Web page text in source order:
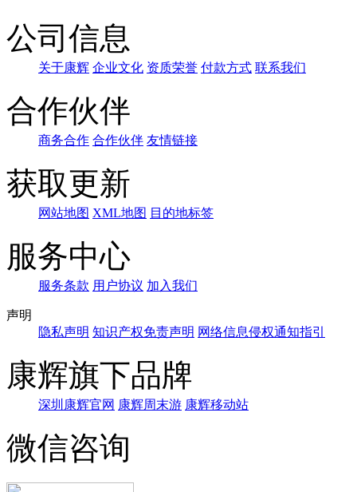
公司信息
关于康辉 企业文化 资质荣誉 付款方式 联系我们
合作伙伴
商务合作 合作伙伴 友情链接
获取更新
网站地图 XML地图 目的地标签
服务中心
服务条款 用户协议 加入我们
声明
隐私声明 知识产权免责声明 网络信息侵权通知指引
康辉旗下品牌
深圳康辉官网 康辉周末游 康辉移动站
微信咨询